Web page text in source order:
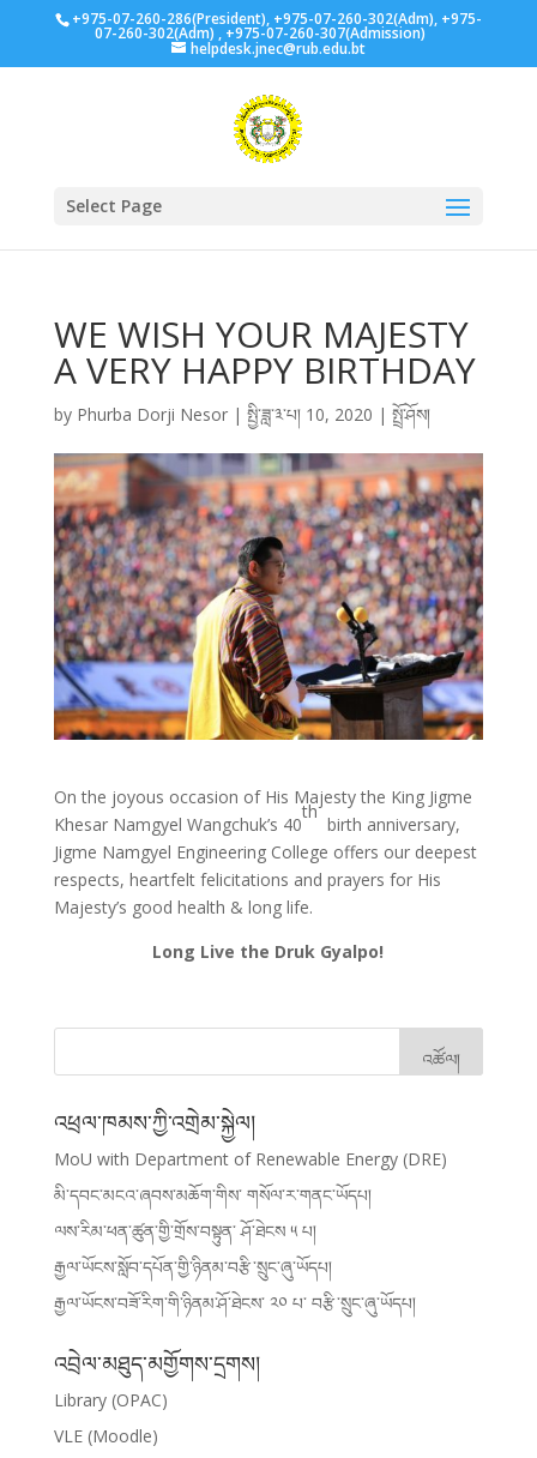
+975-07-260-286(President), +975-07-260-302(Adm), +975-
07-260-302(Adm) , +975-07-260-307(Admission)
helpdesk.jnec@rub.edu.bt
Select Page
WE WISH YOUR MAJESTY
A VERY HAPPY BIRTHDAY
by Phurba Dorji Nesor| སྤྱི་ཟླ་༣་པ། 10, 2020 | སྤྲོ་ཤོས།
On the joyous occasion of His Majesty the King Jigme
Khesar Namgyel Wangchuk’s 40
th
birth anniversary,
Jigme Namgyel Engineering College offers our deepest
respects, heartfelt felicitations and prayers for His
Majesty’s good health & long life.
Long Live the Druk Gyalpo!
འཕྲལ་ཁམས་ཀྱི་འགྲེམ་སྐྱེལ།
MoU with Department of Renewable Energy (DRE)
མི་དབང་མངའ་ཞབས་མཆོག་གིས་ གསོལ་ར་གནང་ཡོདཔ།
ལས་རིམ་ཕན་ཚུན་གྱི་གྲོས་བསྟུན་ ཤོ་ཐེངས ༥ པ།
རྒྱལ་ཡོངས་སློབ་དཔོན་གྱི་ཉིནམ་བརྩི་སྲུང་ཞུ་ཡོདཔ།
རྒྱལ་ཡོངས་བཟོ་རིག་གི་ཉིནམ་ཤོ་ཐེངས་ ༢༠ པ་ བརྩི་སྲུང་ཞུ་ཡོདཔ།
འབྲེལ་མཐུད་མགྱོགས་དྲགས།
Library (OPAC)
VLE (Moodle)